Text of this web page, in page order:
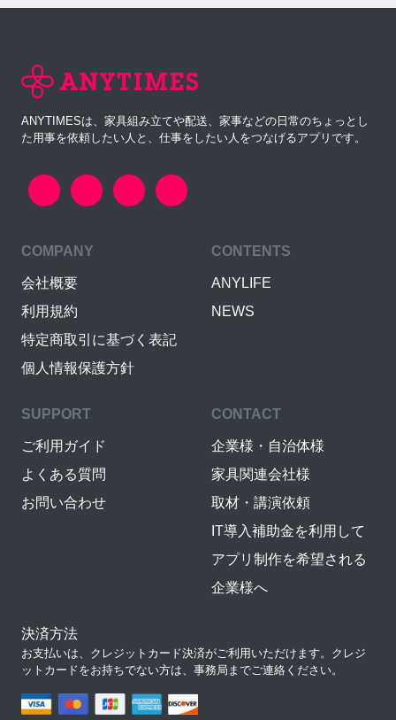
ANYTIMESは、家具組み立てや配送、家事などの日常のちょっとし
た用事を依頼したい人と、仕事をしたい人をつなげるアプリです。
COMPANY
会社概要
利用規約
特定商取引に基づく表記
個人情報保護方針
CONTENTS
ANYLIFE
NEWS
SUPPORT
ご利用ガイド
よくある質問
お問い合わせ
CONTACT
企業様・自治体様
家具関連会社様
取材・講演依頼
IT導入補助金を利用して
アプリ制作を希望される
企業様へ
決済方法
お支払いは、クレジットカード決済がご利用いただけます。クレジ
ットカードをお持ちでない方は、事務局までご連絡ください。